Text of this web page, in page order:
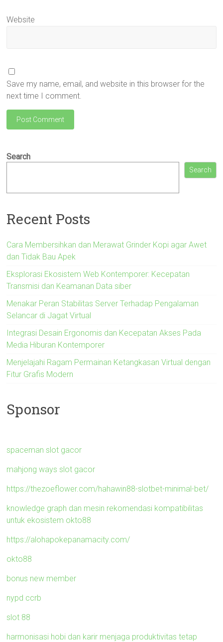
Website
Save my name, email, and website in this browser for the
next time I comment.
Search
Search
Recent Posts
Cara Membersihkan dan Merawat Grinder Kopi agar Awet
dan Tidak Bau Apek
Eksplorasi Ekosistem Web Kontemporer: Kecepatan
Transmisi dan Keamanan Data siber
Menakar Peran Stabilitas Server Terhadap Pengalaman
Selancar di Jagat Virtual
Integrasi Desain Ergonomis dan Kecepatan Akses Pada
Media Hiburan Kontemporer
Menjelajahi Ragam Permainan Ketangkasan Virtual dengan
Fitur Grafis Modern
Sponsor
spaceman slot gacor
mahjong ways slot gacor
https://thezoeflower.com/hahawin88-slotbet-minimal-bet/
knowledge graph dan mesin rekomendasi kompatibilitas
untuk ekosistem okto88
https://alohapokepanamacity.com/
okto88
bonus new member
nypd ccrb
slot 88
harmonisasi hobi dan karir menjaga produktivitas tetap